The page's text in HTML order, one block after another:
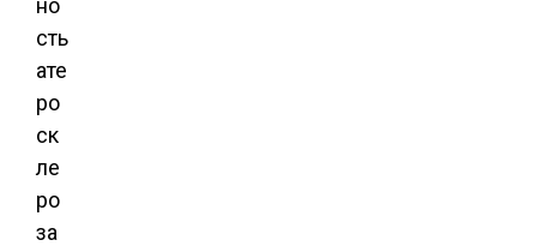
сть
ате
ро
ск
ле
ро
за